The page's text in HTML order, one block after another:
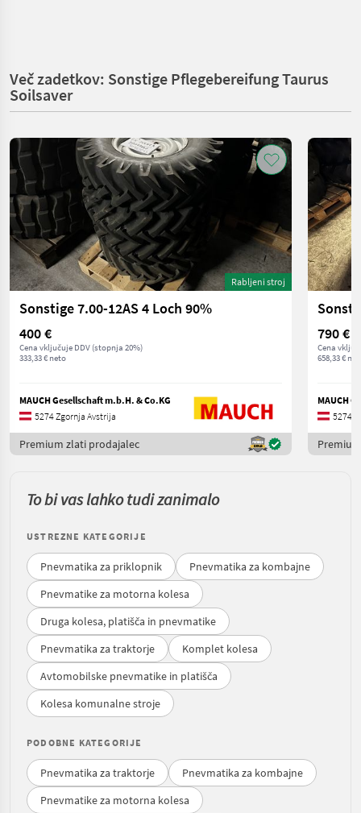
Več zadetkov: Sonstige Pflegebereifung Taurus
Soilsaver
Rabljeni stroj
Sonstige 7.00-12AS 4 Loch 90%
400 €
Cena vključuje DDV (stopnja 20%)
333,33 € neto
MAUCH Gesellschaft m.b.H. & Co.KG
5274 Zgornja Avstrija
Premium zlati prodajalec
790 €
Cena
658,33 €
MAUCH
5274
To bi vas lahko tudi zanimalo
USTREZNE KATEGORIJE
Pnevmatika za priklopnik
Pnevmatika za kombajne
Pnevmatike za motorna kolesa
Druga kolesa, platišča in pnevmatike
Pnevmatika za traktorje
Komplet kolesa
Avtomobilske pnevmatike in platišča
Kolesa komunalne stroje
PODOBNE KATEGORIJE
Pnevmatika za traktorje
Pnevmatika za kombajne
Pnevmatike za motorna kolesa